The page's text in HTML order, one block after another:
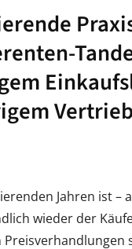
Jahren ist –
wieder der
Preisverhandlungen